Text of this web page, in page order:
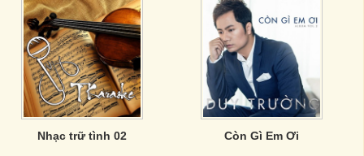
Nhạc trữ tình 02 Còn Gì Em Ơi